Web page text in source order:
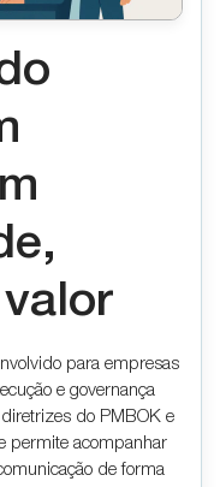
para empresas
e governança
do PMBOK e
permite acompanhar
de forma